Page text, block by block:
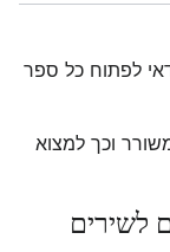
לפתוח כל ספר
וכך למצוא
לשירים